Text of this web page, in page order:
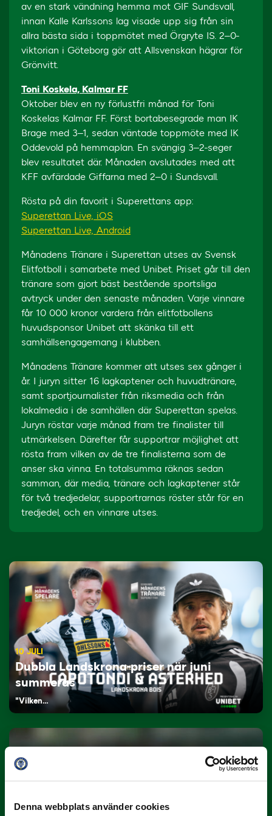
Denna webbplats använder cookies
av en stark vändning hemma mot GIF Sundsvall,
innan Kalle Karlssons lag visade upp sig från sin
allra bästa sida i toppmötet med Örgryte IS. 2–0-
viktorian i Göteborg gör att Allsvenskan hägrar för
Grönvitt.
Toni Koskela, Kalmar FF
Oktober blev en ny förlustfri månad för Toni
Koskelas Kalmar FF. Först bortabesegrade man IK
Brage med 3–1, sedan väntade toppmöte med IK
Oddevold på hemmaplan. En svängig 3–2-seger
blev resultatet där. Månaden avslutades med att
KFF avfärdade Giffarna med 2–0 i Sundsvall.
Rösta på din favorit i Superettans app:
Superettan Live, iOS
Superettan Live, Android
Månadens Tränare i Superettan utses av Svensk
Elitfotboll i samarbete med Unibet. Priset går till den
tränare som gjort bäst bestående sportsliga
avtryck under den senaste månaden. Varje vinnare
får 10 000 kronor vardera från elitfotbollens
huvudsponsor Unibet att skänka till ett
samhällsengagemang i klubben.
Månadens Tränare kommer att utses sex gånger i
år. I juryn sitter 16 lagkaptener och huvudtränare,
samt sportjournalister från riksmedia och från
lokalmedia i de samhällen där Superettan spelas.
Juryn röstar varje månad fram tre finalister till
utmärkelsen. Därefter får supportrar möjlighet att
rösta fram vilken av de tre finalisterna som de
anser ska vinna. En totalsumma räknas sedan
samman, där media, tränare och lagkaptener står
för två tredjedelar, supportrarnas röster står för en
tredjedel, och en vinnare utses.
10 JULI
Dubbla Landskrona-priser när juni
summeras
"Vilken…